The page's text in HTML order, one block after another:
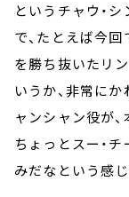
というチャウ・
で、たとえば今
を勝ち抜いたリ
いうか、非常に
ャンシャン役が
ちょっとスー・
みだなという感